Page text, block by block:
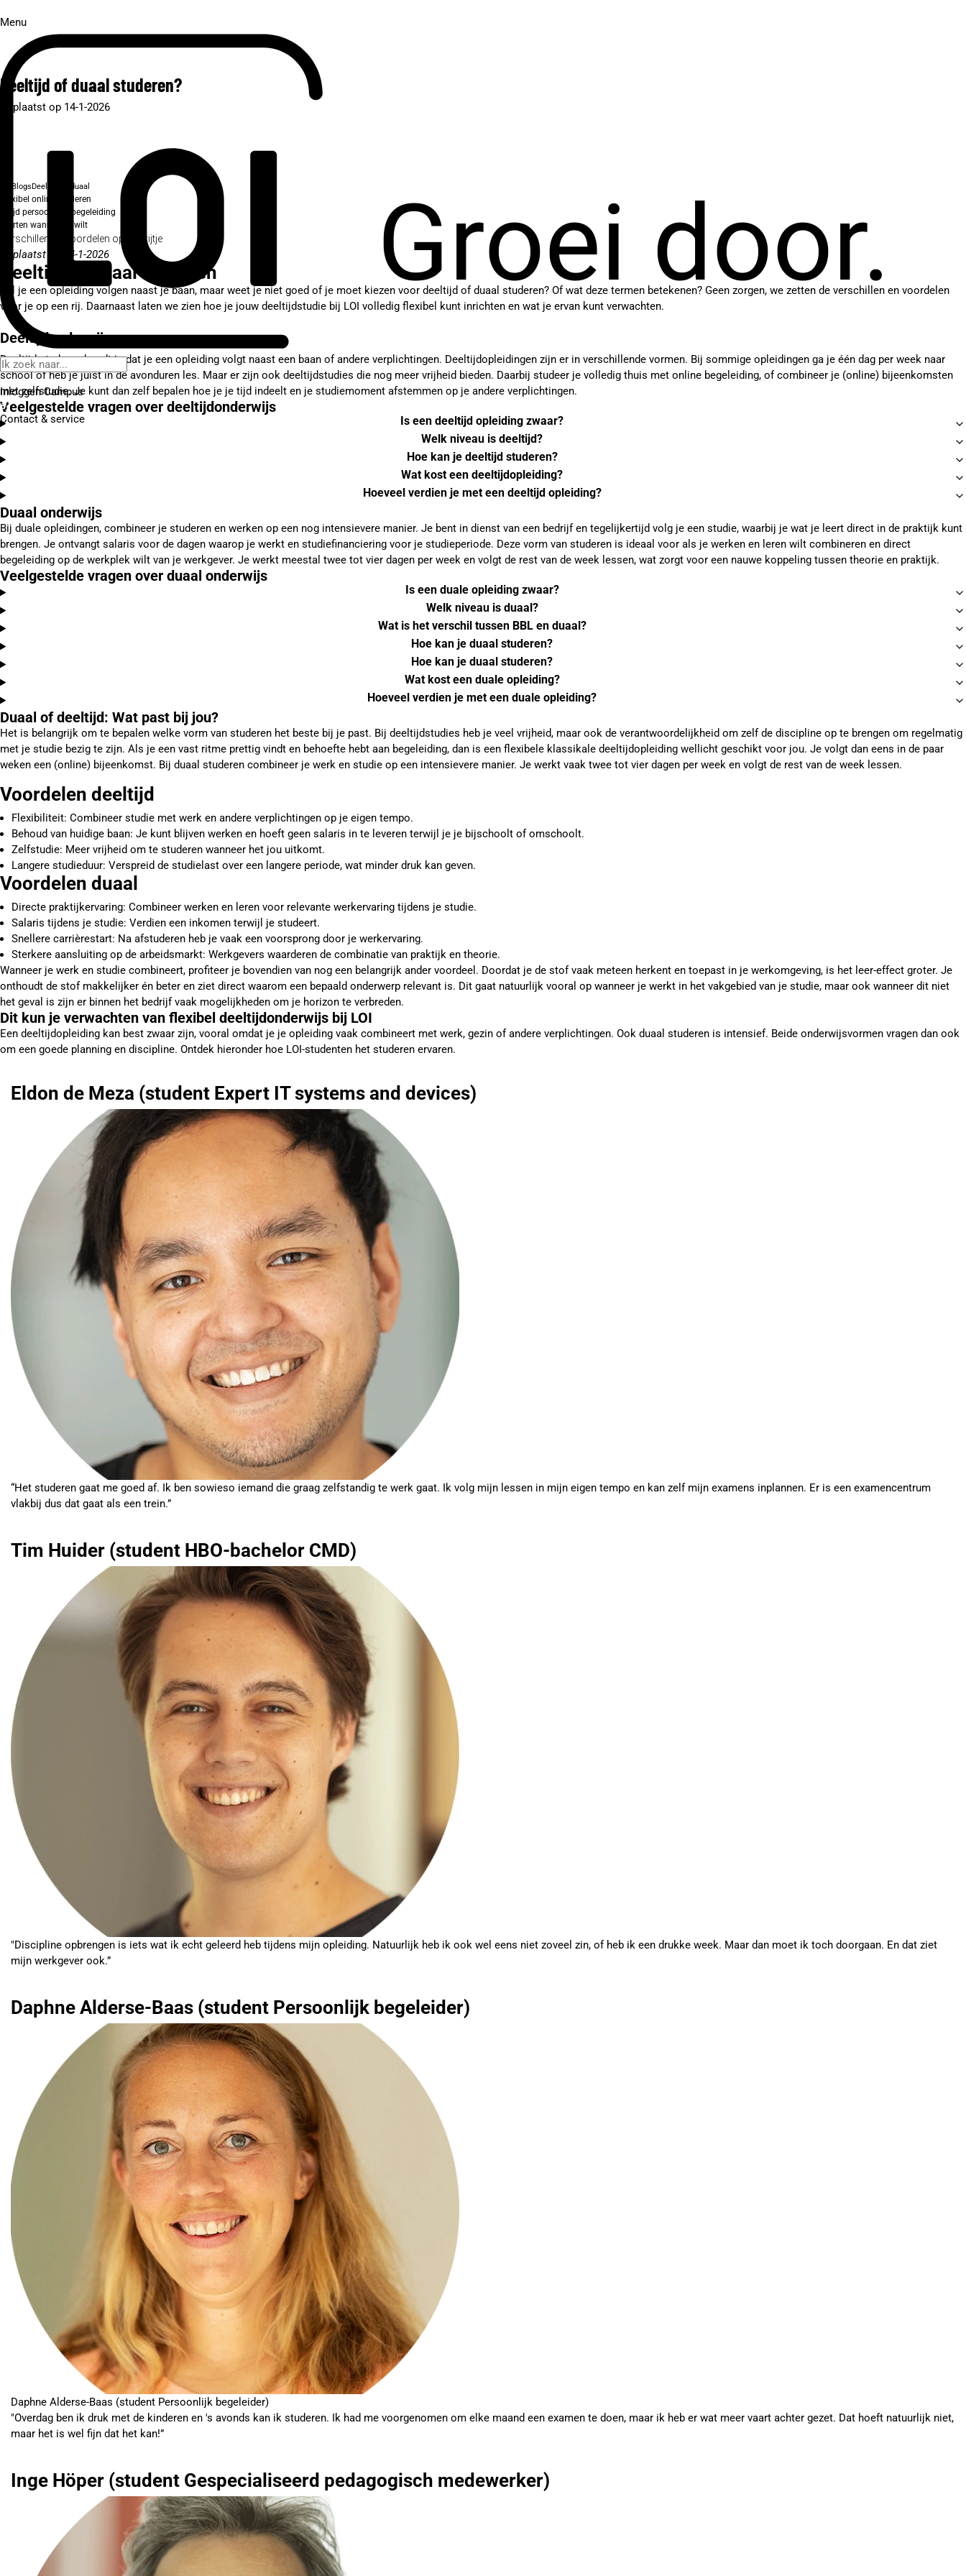
Menu
Groei door.
Inloggen Campus
Contact & service
Deeltijd of duaal studeren?
Geplaatst op 14-1-2026
BlogsDeeltijd of duaal
Flexibel online studeren
Altijd persoonlijke begeleiding
Starten wanneer je wilt
Verschillen en voordelen op een rijtje
Geplaatst op 14-1-2026
Deeltijd of duaal studeren
Wil je een opleiding volgen naast je baan, maar weet je niet goed of je moet kiezen voor deeltijd of duaal studeren? Of wat deze termen betekenen? Geen zorgen, we zetten de verschillen en voordelen
voor je op een rij. Daarnaast laten we zien hoe je jouw deeltijdstudie bij LOI volledig flexibel kunt inrichten en wat je ervan kunt verwachten.
Deeltijdonderwijs
Deeltijd studeren houdt in dat je een opleiding volgt naast een baan of andere verplichtingen. Deeltijdopleidingen zijn er in verschillende vormen. Bij sommige opleidingen ga je één dag per week naar
school of heb je juist in de avonduren les. Maar er zijn ook deeltijdstudies die nog meer vrijheid bieden. Daarbij studeer je volledig thuis met online begeleiding, of combineer je (online) bijeenkomsten
met zelfstudie. Je kunt dan zelf bepalen hoe je je tijd indeelt en je studiemoment afstemmen op je andere verplichtingen.
Veelgestelde vragen over deeltijdonderwijs
Is een deeltijd opleiding zwaar?
Welk niveau is deeltijd?
Hoe kan je deeltijd studeren?
Wat kost een deeltijdopleiding?
Hoeveel verdien je met een deeltijd opleiding?
Duaal onderwijs
Bij duale opleidingen, combineer je studeren en werken op een nog intensievere manier. Je bent in dienst van een bedrijf en tegelijkertijd volg je een studie, waarbij je wat je leert direct in de praktijk kunt
brengen. Je ontvangt salaris voor de dagen waarop je werkt en studiefinanciering voor je studieperiode. Deze vorm van studeren is ideaal voor als je werken en leren wilt combineren en direct
begeleiding op de werkplek wilt van je werkgever. Je werkt meestal twee tot vier dagen per week en volgt de rest van de week lessen, wat zorgt voor een nauwe koppeling tussen theorie en praktijk.
Veelgestelde vragen over duaal onderwijs
Is een duale opleiding zwaar?
Welk niveau is duaal?
Wat is het verschil tussen BBL en duaal?
Hoe kan je duaal studeren?
Hoe kan je duaal studeren?
Wat kost een duale opleiding?
Hoeveel verdien je met een duale opleiding?
Duaal of deeltijd: Wat past bij jou?
Het is belangrijk om te bepalen welke vorm van studeren het beste bij je past. Bij deeltijdstudies heb je veel vrijheid, maar ook de verantwoordelijkheid om zelf de discipline op te brengen om regelmatig
met je studie bezig te zijn. Als je een vast ritme prettig vindt en behoefte hebt aan begeleiding, dan is een flexibele klassikale deeltijdopleiding wellicht geschikt voor jou. Je volgt dan eens in de paar
weken een (online) bijeenkomst. Bij duaal studeren combineer je werk en studie op een intensievere manier. Je werkt vaak twee tot vier dagen per week en volgt de rest van de week lessen.
Voordelen deeltijd
Flexibiliteit: Combineer studie met werk en andere verplichtingen op je eigen tempo.
Behoud van huidige baan: Je kunt blijven werken en hoeft geen salaris in te leveren terwijl je je bijschoolt of omschoolt.
Zelfstudie: Meer vrijheid om te studeren wanneer het jou uitkomt.
Langere studieduur: Verspreid de studielast over een langere periode, wat minder druk kan geven.
Voordelen duaal
Directe praktijkervaring: Combineer werken en leren voor relevante werkervaring tijdens je studie.
Salaris tijdens je studie: Verdien een inkomen terwijl je studeert.
Snellere carrièrestart: Na afstuderen heb je vaak een voorsprong door je werkervaring.
Sterkere aansluiting op de arbeidsmarkt: Werkgevers waarderen de combinatie van praktijk en theorie.
Wanneer je werk en studie combineert, profiteer je bovendien van nog een belangrijk ander voordeel. Doordat je de stof vaak meteen herkent en toepast in je werkomgeving, is het leer-effect groter. Je
onthoudt de stof makkelijker én beter en ziet direct waarom een bepaald onderwerp relevant is. Dit gaat natuurlijk vooral op wanneer je werkt in het vakgebied van je studie, maar ook wanneer dit niet
het geval is zijn er binnen het bedrijf vaak mogelijkheden om je horizon te verbreden.
Dit kun je verwachten van flexibel deeltijdonderwijs bij LOI
Een deeltijdopleiding kan best zwaar zijn, vooral omdat je je opleiding vaak combineert met werk, gezin of andere verplichtingen. Ook duaal studeren is intensief. Beide onderwijsvormen vragen dan ook
om een goede planning en discipline. Ontdek hieronder hoe LOI-studenten het studeren ervaren.
Eldon de Meza (student Expert IT systems and devices)
“Het studeren gaat me goed af. Ik ben sowieso iemand die graag zelfstandig te werk gaat. Ik volg mijn lessen in mijn eigen tempo en kan zelf mijn examens inplannen. Er is een examencentrum
vlakbij dus dat gaat als een trein.”
Tim Huider (student HBO-bachelor CMD)
"Discipline opbrengen is iets wat ik echt geleerd heb tijdens mijn opleiding. Natuurlijk heb ik ook wel eens niet zoveel zin, of heb ik een drukke week. Maar dan moet ik toch doorgaan. En dat ziet
mijn werkgever ook.”
Daphne Alderse-Baas (student Persoonlijk begeleider)
Daphne Alderse-Baas (student Persoonlijk begeleider)
"Overdag ben ik druk met de kinderen en 's avonds kan ik studeren. Ik had me voorgenomen om elke maand een examen te doen, maar ik heb er wat meer vaart achter gezet. Dat hoeft natuurlijk niet,
maar het is wel fijn dat het kan!”
Inge Höper (student Gespecialiseerd pedagogisch medewerker)